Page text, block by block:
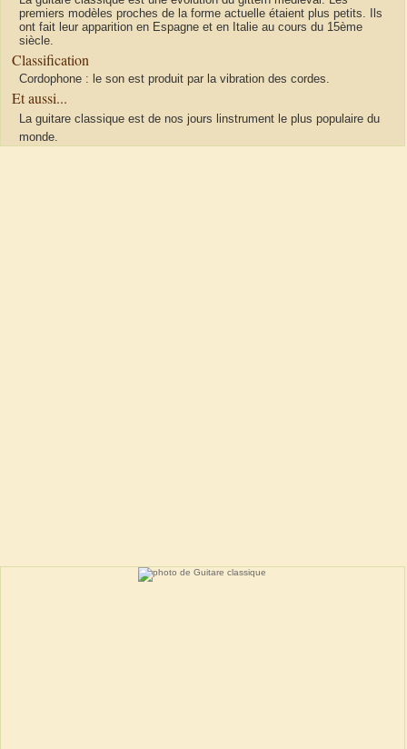
premiers modèles proches de la forme actuelle étaient plus petits. Ils
ont fait leur apparition en Espagne et en Italie au cours du 15ème
siècle.
Classification
Cordophone : le son est produit par la vibration des cordes.
Et aussi...
La guitare classique est de nos jours linstrument le plus populaire du
monde.